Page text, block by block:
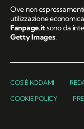
Ove non
utilizzazione
Fanpage.itsono da
Getty Images.
COS'È KODAMI
COOKIE POLICY